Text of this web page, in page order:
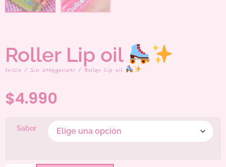
Roller Lip oil
Inicio / Sin categorizar / Roller Lip oil
$4.990
Sabor